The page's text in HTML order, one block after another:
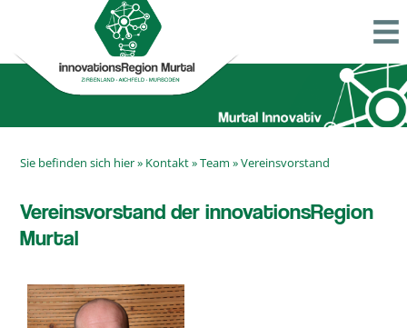
Sie befinden sich hier » Kontakt»Team »Vereinsvorstand
Vereinsvorstand der innovationsRegion
Murtal